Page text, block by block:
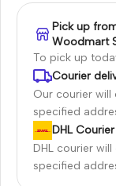
Pick up
Woodmart
To pick up
Courier
Our courier will
specified
DHL
DHL courier
specified